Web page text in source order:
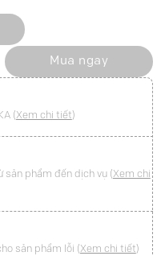
Mua ngay
(Xem chi tiết)
sản phẩm đến dịch vụ (Xem chi
sản phẩm lỗi (Xem chi tiết)